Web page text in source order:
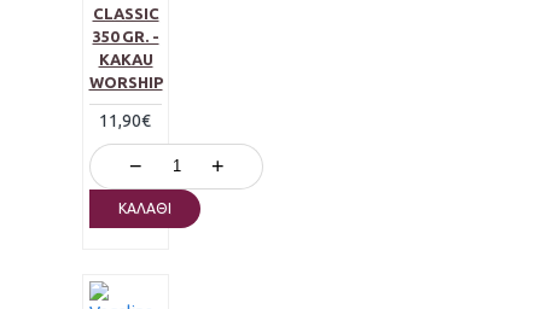
CLASSIC
350 GR. -
KAKAU
WORSHIP
11,90€
− +
ΚΑΛΆΘΙ